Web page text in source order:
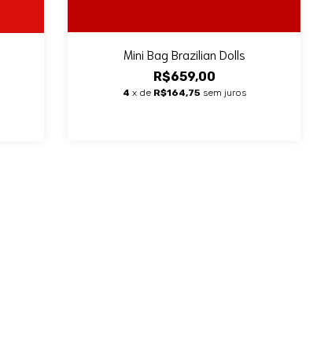
Mini Bag Brazilian Dolls
R$659,00
4 x de R$164,75 sem juros